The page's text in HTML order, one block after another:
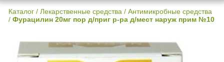
Каталог / Лекарственные средства / Антимикробные средства
/ Фурацилин 20мг пор д/приг р-ра д/мест наруж прим №10